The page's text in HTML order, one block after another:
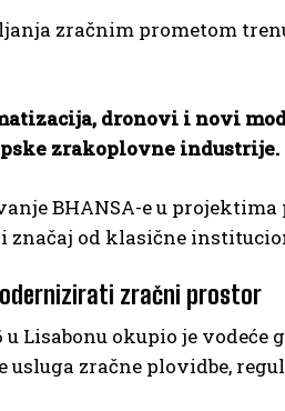
zračnim prometom
dronovi i novi
zrakoplovne industrije.
BHANSA-e u
značaj od klasične
zračni prostor
u Lisabonu okupio je
usluga zračne plovidbe,